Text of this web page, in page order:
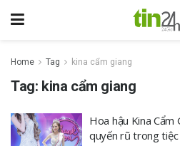
Home Tag kina cẩm giang
Tag: kina cẩm giang
Hoa hậu Kina
quyến rũ trong